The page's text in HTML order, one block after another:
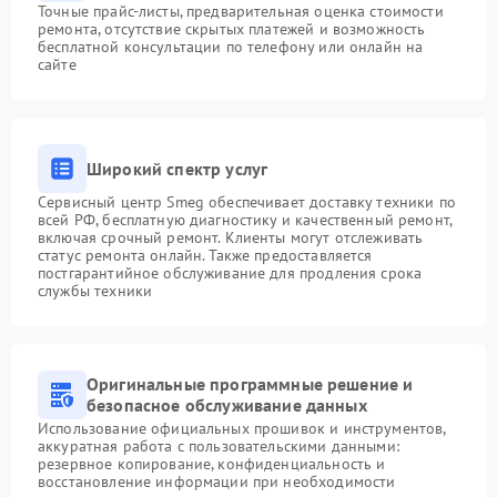
Точные прайс-листы, предварительная оценка стоимости
ремонта, отсутствие скрытых платежей и возможность
бесплатной консультации по телефону или онлайн на
сайте
Широкий спектр услуг
Сервисный центр Smeg обеспечивает доставку техники по
всей РФ, бесплатную диагностику и качественный ремонт,
включая срочный ремонт. Клиенты могут отслеживать
статус ремонта онлайн. Также предоставляется
постгарантийное обслуживание для продления срока
службы техники
Оригинальные программные решение и
безопасное обслуживание данных
Использование официальных прошивок и инструментов,
аккуратная работа с пользовательскими данными:
резервное копирование, конфиденциальность и
восстановление информации при необходимости